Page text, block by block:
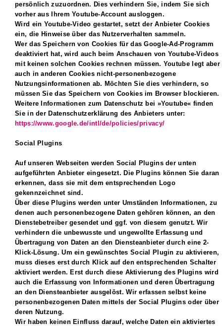
persönlich zuzuordnen. Dies verhindern Sie, indem Sie sich
vorher aus Ihrem Youtube-Account ausloggen.
Wird ein Youtube-Video gestartet, setzt der Anbieter Cookies
ein, die Hinweise über das Nutzerverhalten sammeln.
Wer das Speichern von Cookies für das Google-Ad-Programm
deaktiviert hat, wird auch beim Anschauen von Youtube-Videos
mit keinen solchen Cookies rechnen müssen. Youtube legt aber
auch in anderen Cookies nicht-personenbezogene
Nutzungsinformationen ab. Möchten Sie dies verhindern, so
müssen Sie das Speichern von Cookies im Browser blockieren.
Weitere Informationen zum Datenschutz bei »Youtube« finden
Sie in der Datenschutzerklärung des Anbieters unter:
https://www.google.de/intl/de/policies/privacy/
Social Plugins
Auf unseren Webseiten werden Social Plugins der unten
aufgeführten Anbieter eingesetzt. Die Plugins können Sie daran
erkennen, dass sie mit dem entsprechenden Logo
gekennzeichnet sind.
Über diese Plugins werden unter Umständen Informationen, zu
denen auch personenbezogene Daten gehören können, an den
Dienstebetreiber gesendet und ggf. von diesem genutzt. Wir
verhindern die unbewusste und ungewollte Erfassung und
Übertragung von Daten an den Diensteanbieter durch eine 2-
Klick-Lösung. Um ein gewünschtes Social Plugin zu aktivieren,
muss dieses erst durch Klick auf den entsprechenden Schalter
aktiviert werden. Erst durch diese Aktivierung des Plugins wird
auch die Erfassung von Informationen und deren Übertragung
an den Diensteanbieter ausgelöst. Wir erfassen selbst keine
personenbezogenen Daten mittels der Social Plugins oder über
deren Nutzung.
Wir haben keinen Einfluss darauf, welche Daten ein aktiviertes